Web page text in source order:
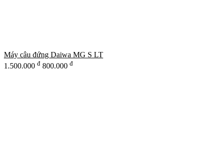
Máy câu đứng Daiwa MG S LT
1.500.000 đ 800.000 đ